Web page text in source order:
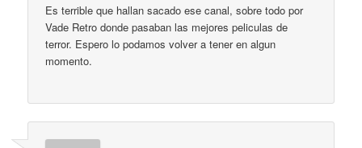
Es terrible que hallan sacado ese canal, sobre todo por
Vade Retro donde pasaban las mejores peliculas de
terror. Espero lo podamos volver a tener en algun
momento.